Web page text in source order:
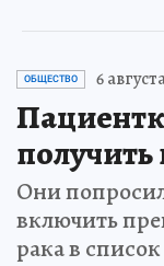
ОБЩЕСТВО 6
получить
Они
включить
рака в